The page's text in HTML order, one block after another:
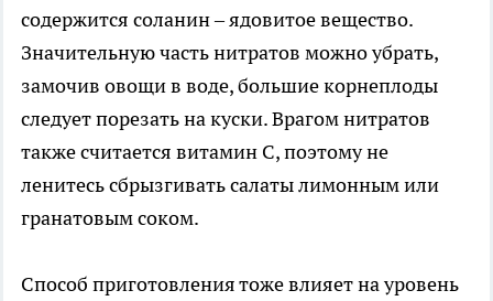
содержится соланин – ядовитое вещество.
Значительную часть нитратов можно убрать,
замочив овощи в воде, большие корнеплоды
следует порезать на куски. Врагом нитратов
также считается витамин С, поэтому не
ленитесь сбрызгивать салаты лимонным или
гранатовым соком.
Способ приготовления тоже влияет на уровень